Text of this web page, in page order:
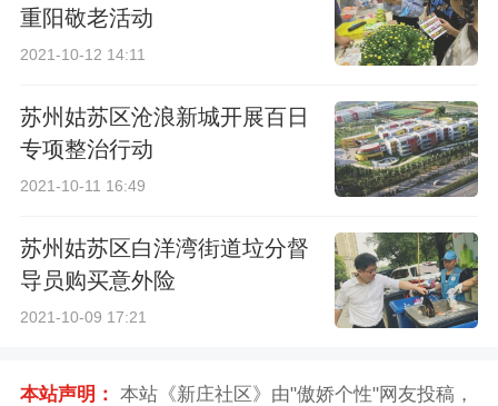
重阳敬老活动
2021-10-12 14:11
苏州姑苏区沧浪新城开展百日
专项整治行动
2021-10-11 16:49
苏州姑苏区白洋湾街道垃分督
导员购买意外险
2021-10-09 17:21
本站声明： 本站《新庄社区》由"傲娇个性"网友投稿，